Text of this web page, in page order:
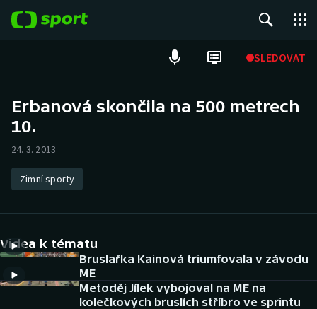
SLEDOVAT
Hokej
Atletika
DALŠÍ SPORTY
Americký fotbal
NEPŘEHLÉDNĚTE
Erbanová skončila na 500 metrech
10.
24. 3. 2013
Zimní sporty
Videa k tématu
Bruslařka Kainová triumfovala v závodu
ME
Metoděj Jílek vybojoval na ME na
kolečkových bruslích stříbro ve sprintu